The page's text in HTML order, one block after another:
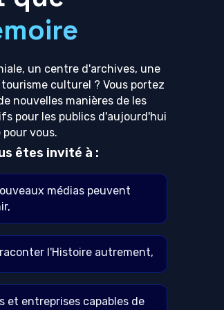
un centre d'archives, une
culturel ? Vous portez
nouvelles manières de les
pour les publics d'aujourd'hui
pour vous.
êtes invité à :
médias peuvent
l'Histoire autrement,
et entreprises capables de